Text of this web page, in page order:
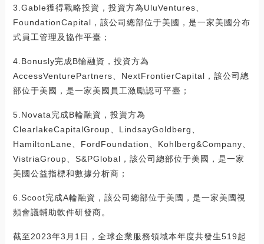
3.Gable獲得戰略投資，投資方為UluVentures、
FoundationCapital，該公司總部位于美國，是一家美國分布
式員工管理及協作平臺；
4.Bonusly完成B輪融資，投資方為
AccessVenturePartners、NextFrontierCapital，該公司總
部位于美國，是一家美國員工激勵認可平臺；
5.Novata完成B輪融資，投資方為
ClearlakeCapitalGroup、LindsayGoldberg、
HamiltonLane、FordFoundation、Kohlberg&Company、
VistriaGroup、S&PGlobal，該公司總部位于美國，是一家
美國公益指標和數據分析商；
6.Scoot完成A輪融資，該公司總部位于美國，是一家美國視
頻會議輔助軟件研發商。
截至2023年3月1日，全球企業服務領域本年度共發生519起